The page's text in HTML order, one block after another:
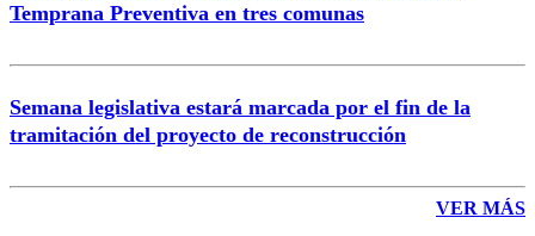
Temprana Preventiva en tres comunas
Semana legislativa estará marcada por el fin de la
tramitación del proyecto de reconstrucción
VER MÁS